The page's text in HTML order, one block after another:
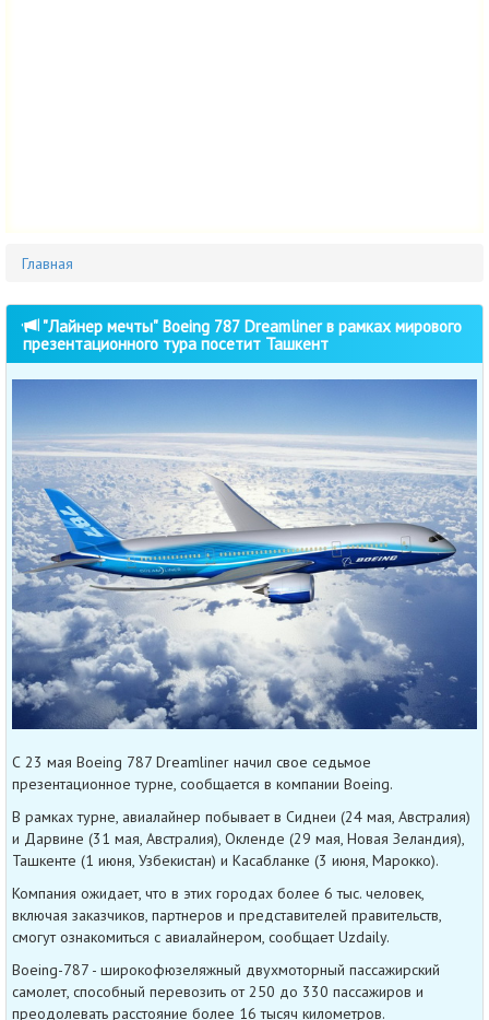
Главная
"Лайнер мечты" Boeing 787 Dreamliner в рамках мирового
презентационного тура посетит Ташкент
С 23 мая Boeing 787 Dreamliner начил свое седьмое
презентационное турне, сообщается в компании Boeing.
В рамках турне, авиалайнер побывает в Сиднеи (24 мая, Австралия)
и Дарвине (31 мая, Австралия), Окленде (29 мая, Новая Зеландия),
Ташкенте (1 июня, Узбекистан) и Касабланке (3 июня, Марокко).
Компания ожидает, что в этих городах более 6 тыс. человек,
включая заказчиков, партнеров и представителей правительств,
смогут ознакомиться с авиалайнером, сообщает Uzdaily.
Boeing-787 - широкофюзеляжный двухмоторный пассажирский
самолет, способный перевозить от 250 до 330 пассажиров и
преодолевать расстояние более 16 тысяч километров.